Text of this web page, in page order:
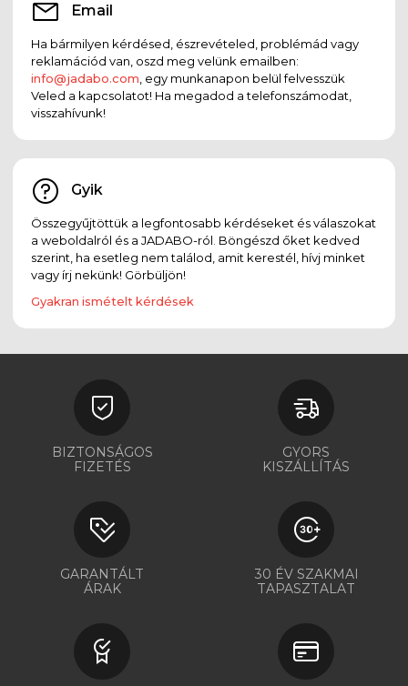
Email
Ha bármilyen kérdésed, észrevételed, problémád vagy
reklamációd van, oszd meg velünk emailben:
info@jadabo.com , egy munkanapon belül felvesszük
Veled a kapcsolatot! Ha megadod a telefonszámodat,
visszahívunk!
Gyik
Összegyűjtöttük a legfontosabb kérdéseket és válaszokat
a weboldalról és a JADABO-ról. Böngészd őket kedved
szerint, ha esetleg nem találod, amit kerestél, hívj minket
vagy írj nekünk! Görbüljön!
Gyakran ismételt kérdések
BIZTONSÁGOS
FIZETÉS
GYORS
KISZÁLLÍTÁS
GARANTÁLT
ÁRAK
30 ÉV SZAKMAI
TAPASZTALAT